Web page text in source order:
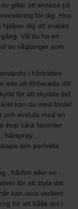
gillar att snooza på
för dig. Hos
hjälper dig att snabbt
Vill du ha en
av vågtänger som
i hårbotten
inte att förbereda ditt
för att skydda det
kan du med fördel
och avsluta med en
ihop våra favoriter
hårspray ,
den perfekta
, hårfön eller en
för att styla ditt
kan vara vackert
för att hålla det i